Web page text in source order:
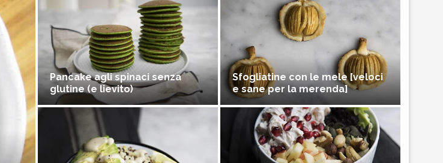
Pancake agli spinaci senza
glutine (e lievito)
Sfogliatine con le mele [veloci
e sane per la merenda]